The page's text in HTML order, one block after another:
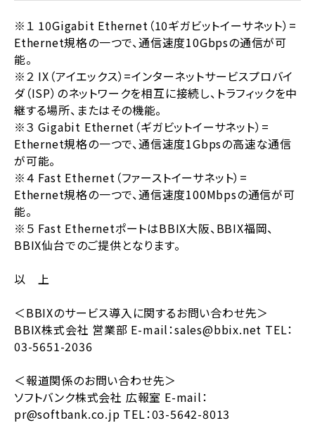
※１ 10Gigabit Ethernet（10ギガビットイーサネット）=
Ethernet規格の一つで、通信速度10Gbpsの通信が可
能。
※２ IX（アイエックス）=インターネットサービスプロバイ
ダ（ISP）のネットワークを相互に接続し、トラフィックを中
継する場所、またはその機能。
※３ Gigabit Ethernet（ギガビットイーサネット）=
Ethernet規格の一つで、通信速度1Gbpsの高速な通信
が可能。
※４ Fast Ethernet（ファーストイーサネット）=
Ethernet規格の一つで、通信速度100Mbpsの通信が可
能。
※５ Fast EthernetポートはBBIX大阪、BBIX福岡、
BBIX仙台でのご提供となります。
以 上
＜BBIXのサービス導入に関するお問い合わせ先＞
BBIX株式会社 営業部 E-mail：sales@bbix.net TEL：
03-5651-2036
＜報道関係のお問い合わせ先＞
ソフトバンク株式会社 広報室 E-mail：
pr@softbank.co.jp TEL：03-5642-8013